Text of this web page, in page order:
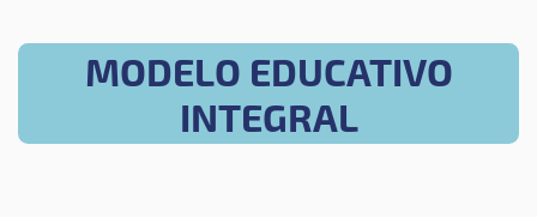
MODELO EDUCATIVO
INTEGRAL